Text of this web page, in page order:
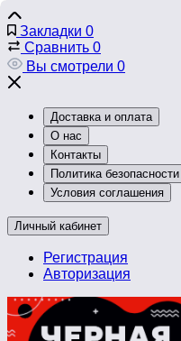
Закладки 0
Сравнить 0
Вы смотрели 0
Доставка и оплата
О нас
Контакты
Политика безопасности
Условия соглашения
Личный кабинет
Регистрация
Авторизация